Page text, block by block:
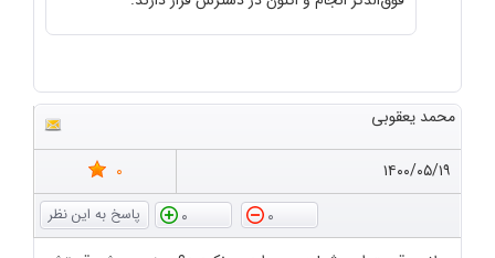
محمد یعقوبی
۱۴۰۰/۰۵/۱۹
0
0
0